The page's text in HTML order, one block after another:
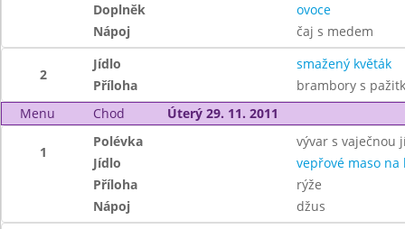
Doplněk
ovoce
Nápoj
čaj s medem
2
Jídlo
smažený květák
Příloha
brambory s
Menu
Chod Úterý 29. 11. 2011
1
Polévka
vývar s vaječnou
Jídlo
vepřové maso na
Příloha
rýže
Nápoj
džus